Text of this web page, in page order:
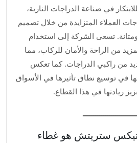
في صناعة الدراجات النارية،
العملاء المتزايدة من خلال تصميم
تسعى الشركة إلى استخدام
من الراحة والأمان للركاب، مما
من راكبي الدراجات. كما تعكس
في توسيع نطاق تأثيرها في الأسواق
ريادتها في هذا القطاع.
ستريتش هو غطاء